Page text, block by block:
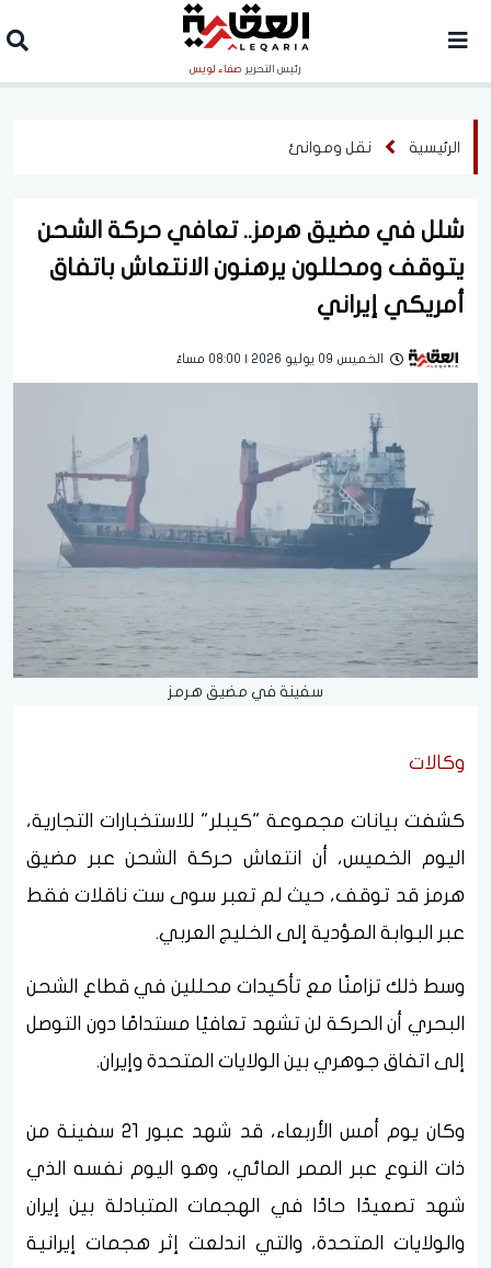
رئيس التحرير صفاء لويس
الرئيسية نقل وموانئ
شلل في مضيق هرمز.. تعافي حركة الشحن
يتوقف ومحللون يرهنون الانتعاش باتفاق
أمريكي إيراني
الخميس 09 يوليو 2026 | 08:00 مساءً
سفينة في مضيق هرمز
وكالات
كشفت بيانات مجموعة "كيبلر" للاستخبارات التجارية،
اليوم الخميس، أن انتعاش حركة الشحن عبر مضيق
هرمز قد توقف، حيث لم تعبر سوى ست ناقلات فقط
عبر البوابة المؤدية إلى الخليج العربي.
وسط ذلك تزامنًا مع تأكيدات محللين في قطاع الشحن
البحري أن الحركة لن تشهد تعافيًا مستدامًا دون التوصل
إلى اتفاق جوهري بين الولايات المتحدة وإيران.
وكان يوم أمس الأربعاء، قد شهد عبور 21 سفينة من
ذات النوع عبر الممر المائي، وهو اليوم نفسه الذي
شهد تصعيدًا حادًا في الهجمات المتبادلة بين إيران
والولايات المتحدة، والتي اندلعت إثر هجمات إيرانية